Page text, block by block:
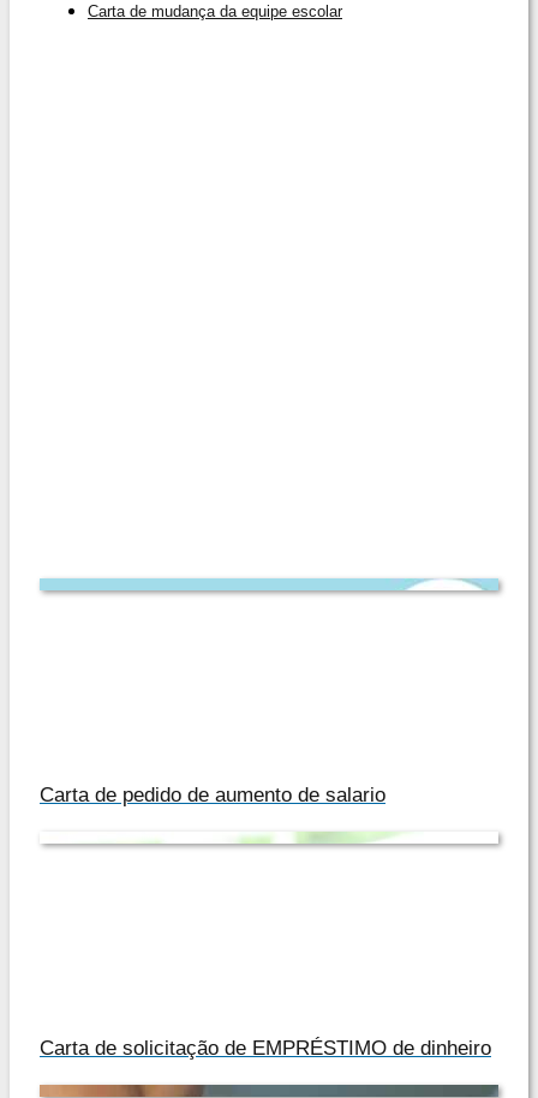
Carta de mudança da equipe escolar
Carta de pedido de aumento de salario
Carta de solicitação de EMPRÉSTIMO de dinheiro